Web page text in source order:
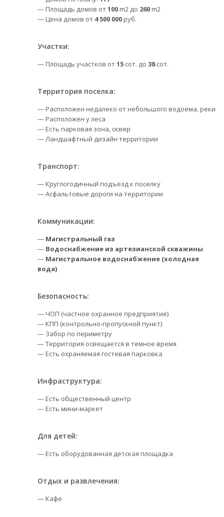
— Площадь домов от100m2 до 260m2
— Цена домов от 4 500 000руб.
Участки:
— Площадь участков от15 сот. до 38сот.
Территория поселка:
— Расположен недалеко от небольшого водоема, реки
— Расположен у леса
— Есть парковая зона, сквер
— Ландшафтный дизайн территории
Транспорт:
— Круглогодичный подъезд к поселку
— Асфальтовые дороги на территории
Коммуникации:
— Магистральный газ
— Водоснабжение из артезианской скважины
— Магистральное водоснабжение (холодная
вода)
Безопасность:
— ЧОП (частное охранное предприятие)
— КПП (контрольно-пропускной пункт)
— Забор по периметру
— Территория освещается в темное время
— Есть охраняемая гостевая парковка
Инфраструктура:
— Есть общественный центр
— Есть мини-маркет
Для детей:
— Есть оборудованная детская площадка
Отдых и развлечения:
— Кафе